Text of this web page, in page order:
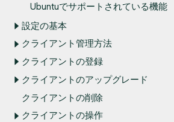
Ubuntuでサポートされている機能
設定の基本
クライアント管理方法
クライアントの登録
クライアントのアップグレード
クライアントの削除
クライアントの操作